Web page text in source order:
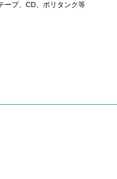
ープ、CD、ポリタンク等